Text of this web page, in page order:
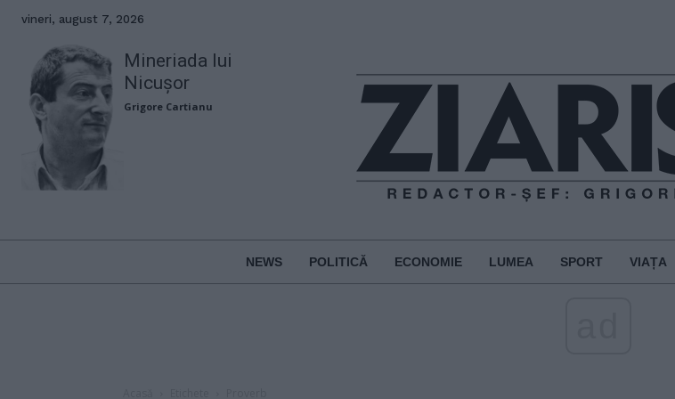
vineri, august 7, 2026
Mineriada lui
Nicușor
Grigore Cartianu
NEWS POLITICĂ ECONOMIE LUMEA SPORT VIAȚA